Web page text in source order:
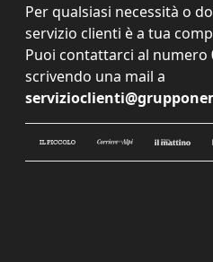
Per qualsiasi necessità o
servizio clienti è a tua
Puoi contattarci al numero
scrivendo una mail a